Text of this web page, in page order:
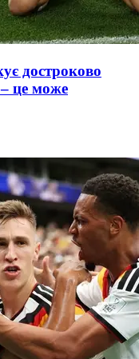
достроково
це може